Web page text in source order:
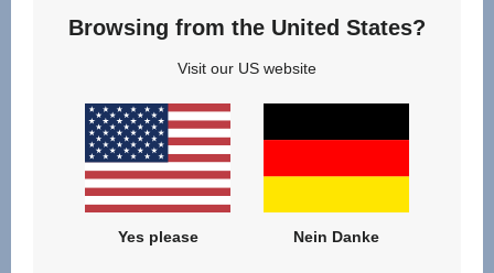
Browsing from the United States?
Visit our US website
Yes please Nein Danke